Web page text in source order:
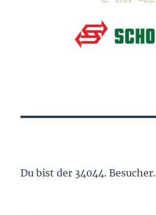
Du bist der 34044. Besucher.